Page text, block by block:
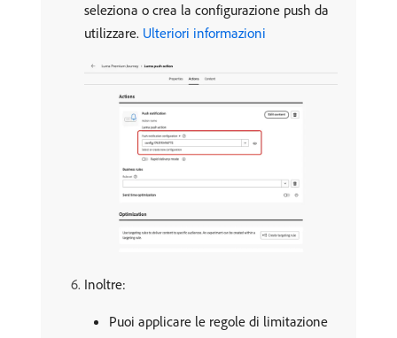
seleziona o crea la configurazione push da
utilizzare. Ulteriori informazioni
Inoltre:
Puoi applicare le regole di limitazione